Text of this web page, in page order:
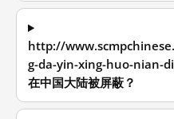
http://
g-da-yin-xing-huo-nian-
在中国大陆被屏蔽？